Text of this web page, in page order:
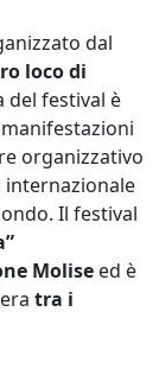
dal
loco di
del festival è
organizzativo
internazionale
Il festival
Molise ed è
tra i